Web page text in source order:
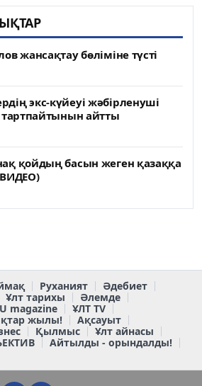
жансақтау бөліміне түсті
экс-күйеуі жәбірленуші
тартпайтынын айтты
қойдың басын жеген қазаққа
Руханият
Әдебиет
Ұлт тарихы
Әлемде
U magazine
ҰЛТ TV
жылы!
Ақсауыт
Қылмыс
Ұлт айнасы
Айтылды - орындалды!